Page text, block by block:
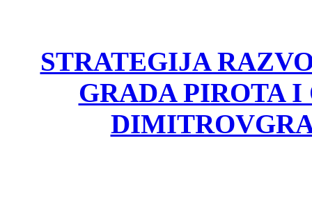
STRATEGIJA
GRADA PIROTA